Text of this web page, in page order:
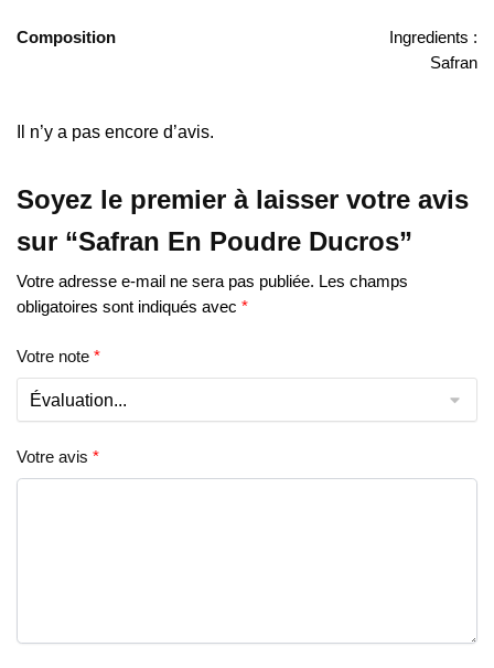
Composition
Ingredients :
Safran
Il n’y a pas encore d’avis.
Soyez le premier à laisser votre avis
sur “Safran En Poudre Ducros”
Votre adresse e-mail ne sera pas publiée. Les champs
obligatoires sont indiqués avec *
Votre note *
Votre avis *